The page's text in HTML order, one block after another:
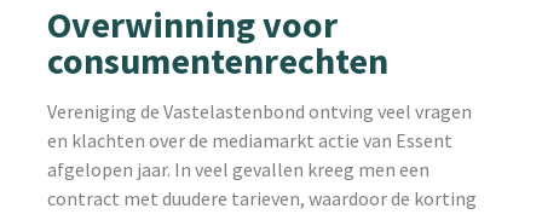
Overwinning voor
consumentenrechten
Vereniging de Vastelastenbond ontving veel vragen
en klachten over de mediamarkt actie van Essent
afgelopen jaar. In veel gevallen kreeg men een
contract met duudere tarieven, waardoor de korting